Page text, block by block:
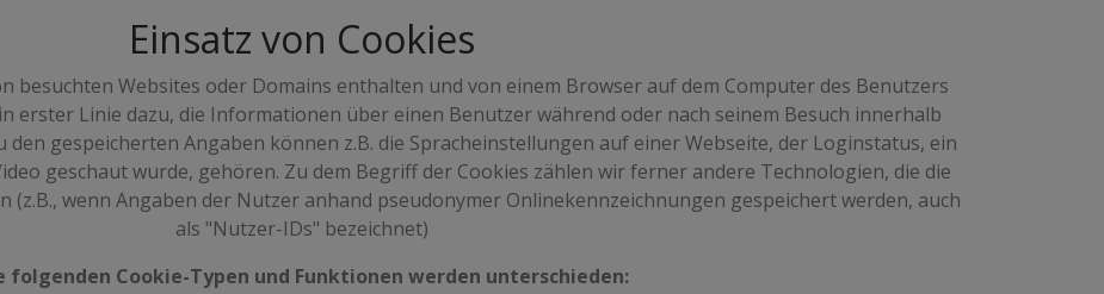
Einsatz von Cookies
besuchten Websites oder Domains enthalten und von einem Browser auf dem Computer des Benutzers
erster Linie dazu, die Informationen über einen Benutzer während oder nach seinem Besuch innerhalb
den gespeicherten Angaben können z.B. die Spracheinstellungen auf einer Webseite, der Loginstatus, ein
geschaut wurde, gehören. Zu dem Begriff der Cookies zählen wir ferner andere Technologien, die die
(z.B., wenn Angaben der Nutzer anhand pseudonymer Onlinekennzeichnungen gespeichert werden, auch
als "Nutzer-IDs" bezeichnet)
folgenden Cookie-Typen und Funktionen werden unterschieden: